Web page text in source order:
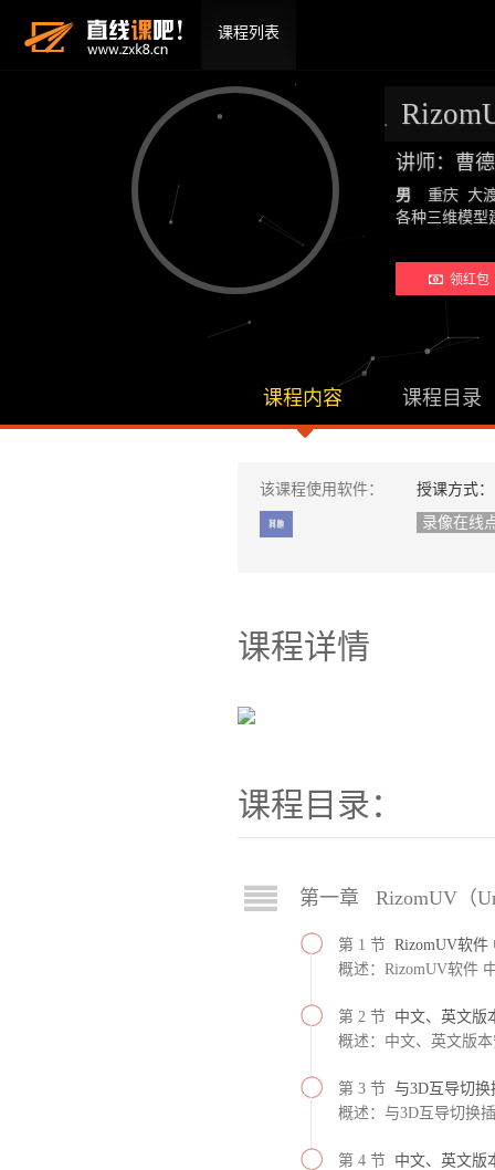
课程列表
讲师：曹
男
重庆 大
各种三维模
领红包
课程内容 课程目录
该课程使用软件：
授课方式：
录像在线
课程详情
课程目录：
第一章 RizomUV（
第 1 节 RizomUV软
概述：RizomUV软件
第 2 节 中文、英文版
概述：中文、英文版
第 3 节 与3D互导切
概述：与3D互导切换
第 4 节 中文、英文版